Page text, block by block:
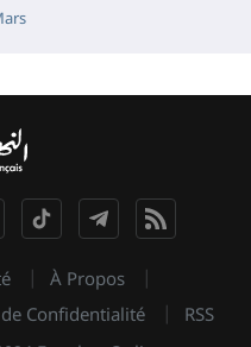
À Propos
Confidentialité
RSS